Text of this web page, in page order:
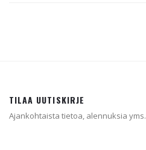
TILAA UUTISKIRJE
Ajankohtaista tietoa, alennuksia yms.